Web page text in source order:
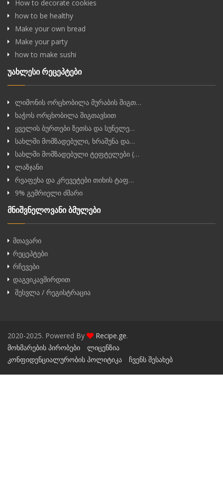
How to decorate cookies
how to be healthy
Make your own bread
Make your party
how to make sushi
უახლესი რეცეპტები
ლიმონის ორცხობილა მურაბის შიგთ…
ხაჭოს ორცხობილა შიგთავსით
ყველის ბურთები ზეთსა და სუნელე…
სახლში მომზადებული, ხრაშუნა და…
სახლში მომზადებული ტეფტელები (…
ლაზჯანი
რვაფეხა და კრევეტები თიხის ტაფ…
9% გემრიელი ძმარი
მნიშვნელოვანი ბმულები
მთავარი
რეცეპტები
რჩევები
დაგვიკავშირდით
შესვლა / რეგისტრაცია
2020-2025. Powered By Recipe.ge.
მოხმარების პირობები
ლიცენზია
კონფიდენციალურობის პოლიტიკა
ჩვენს შესახებ